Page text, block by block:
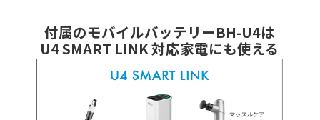
付属のモバイルバッテリーBH-U4は
U4 SMART LINK 対応家電にも使える